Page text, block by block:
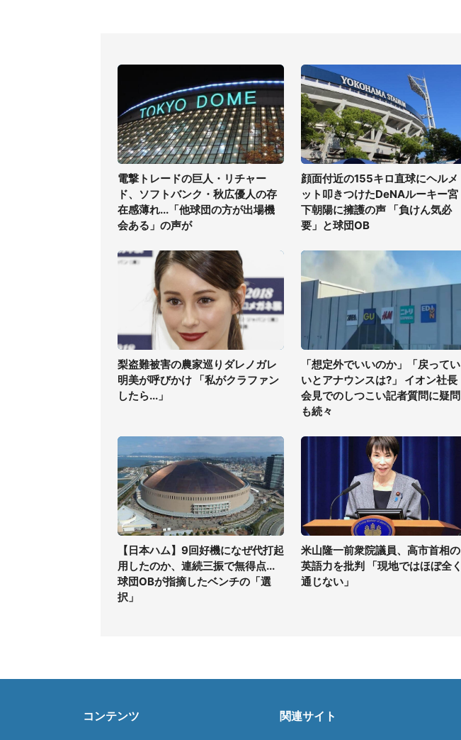
電撃トレードの巨人・リチャー
ド、ソフトバンク・秋広優人の存
在感薄れ...「他球団の方が出場機
会ある」の声が
顔面付近の155キロ直球にヘルメ
ット叩きつけたDeNAルーキー宮
下朝陽に擁護の声 「負けん気必
要」と球団OB
梨盗難被害の農家巡りダレノガレ
明美が呼びかけ 「私がクラファン
したら...」
「想定外でいいのか」「戻ってい
いとアナウンスは?」 イオン社長
会見でのしつこい記者質問に疑問
も続々
【日本ハム】9回好機になぜ代打起
用したのか、連続三振で無得点...
球団OBが指摘したベンチの「選
択」
米山隆一前衆院議員、高市首相の
英語力を批判 「現地ではほぼ全く
通じない」
コンテンツ 関連サイト